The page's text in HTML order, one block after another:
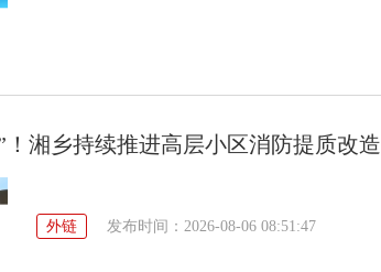
！湘乡持续推进高层小区消防提质改造
外链 发布时间：2026-08-06 08:51:47